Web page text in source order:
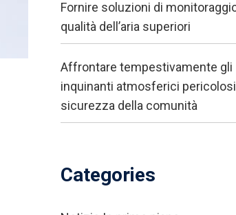
Fornire soluzioni di
qualità dell’aria superiori
Affrontare tempestivamente gli
inquinanti atmosferici
sicurezza della comunità
Categories